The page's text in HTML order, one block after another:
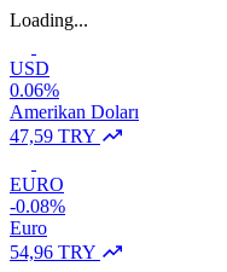
Loading...
USD
0.06%
Amerikan Doları
47,59 TRY
EURO
-0.08%
Euro
54,96 TRY